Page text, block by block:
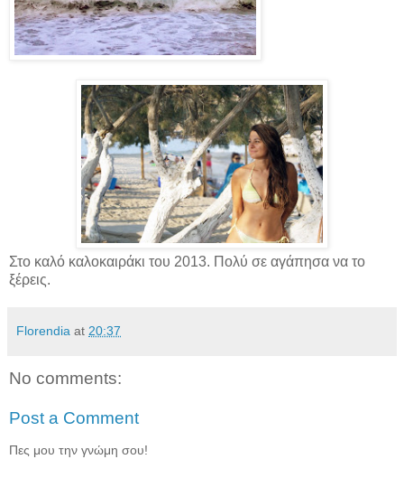
Στο καλό καλοκαιράκι του 2013. Πολύ σε αγάπησα να το
ξέρεις.
Florendia at 20:37
No comments:
Post a Comment
Πες μου την γνώμη σου!